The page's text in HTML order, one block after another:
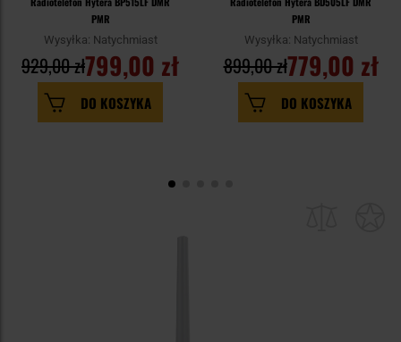
PMR
Wysyłka: Natychmiast
799,00 zł
929,00 zł
DO KOSZYKA
PMR
Wysyłka: Natychmiast
779,00 zł
899,00 zł
DO KOSZYKA